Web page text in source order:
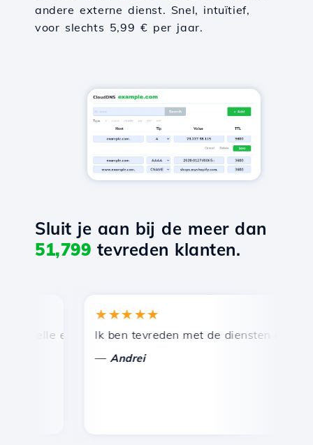
andere externe dienst. Snel, intuïtief,
voor slechts 5,99 € per jaar.
Sluit je aan bij de meer dan
51,799 tevreden klanten.
en efficiënte technische ondersteuning.
★★★★★
Ik ben tevreden met de diensten die door
Andrei